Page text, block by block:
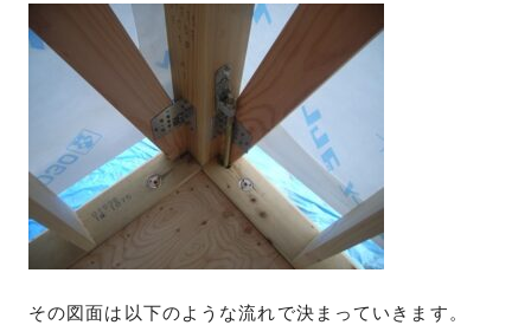
その図面は以下のような流れで決まっていきます。